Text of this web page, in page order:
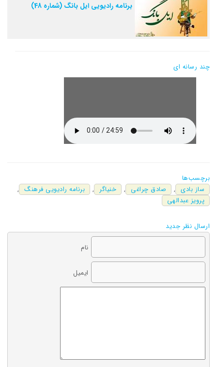
برنامه رادیویی ایل بانگ (شماره 48)
چند رسانه ای
برچسب‌ها
ساز بادی , صادق چراغی , خنیاگر , برنامه رادیویی فرهنگ ,
پرویز عبدالهی
ارسال نظر جدید
نام
ایمیل